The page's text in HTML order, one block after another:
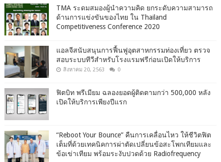
TMA ระดมสมองผู้นำความคิด ยกระดับความสามารถ
ด้านการแข่งขันของไทย ใน Thailand
Competitiveness Conference 2020
แอลจีสนับสนุนการฟื้นฟูอุตสาหกรรมท่องเที่ยว ตรวจ
สอบระบบทีวีสำหรับโรงแรมฟรีก่อนเปิดให้บริการ
สิงหาคม 20, 2563 0
ฟิตบิท พรีเมียม ฉลองยอดผู้ติดตามกว่า 500,000 หลัง
เปิดให้บริการเพียงปีแรก
“Reboot Your Bounce” คืนการเคลื่อนไหว ให้ชีวิตฟิต
เต็มที่ด้วยเทคนิคการผ่าตัดเปลี่ยนข้อสะโพกเทียมและ
ข้อเข่าเทียม พร้อมระงับปวดด้วย Radiofrequency